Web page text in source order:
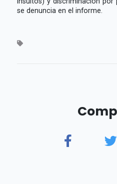
se denuncia en el informe.